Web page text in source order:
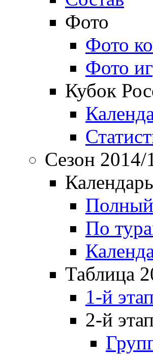
Фото
Фото
Фото
Кубок
Сезон 2014/
Полный
По
Таблица
1-й этап
2-й этап